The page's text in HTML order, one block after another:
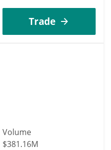
Trade
Volume
$381.16M